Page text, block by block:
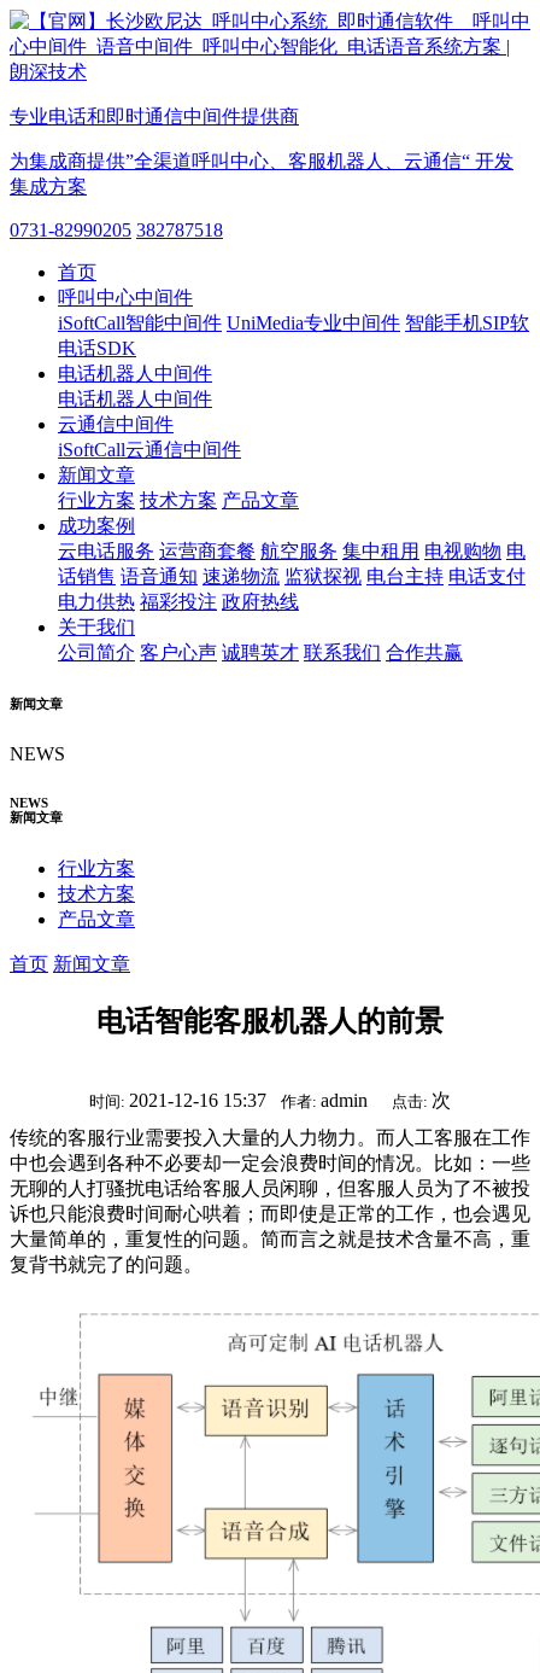
专业电话和即时通信中间件提供商
为集成商提供”全渠道呼叫中心、客服机器人、云通信“ 开发
集成方案
0731-82990205 382787518
首页
呼叫中心中间件
iSoftCall智能中间件 UniMedia专业中间件 智能手机SIP软
电话SDK
电话机器人中间件
电话机器人中间件
云通信中间件
iSoftCall云通信中间件
新闻文章
行业方案 技术方案 产品文章
成功案例
云电话服务 运营商套餐 航空服务 集中租用 电视购物 电
话销售 语音通知 速递物流 监狱探视 电台主持 电话支付
电力供热 福彩投注 政府热线
关于我们
公司简介 客户心声 诚聘英才 联系我们 合作共赢
新闻文章
NEWS
NEWS
新闻文章
行业方案
技术方案
产品文章
首页 新闻文章
电话智能客服机器人的前景
时间: 2021-12-16 15:37 作者: admin 点击: 次
传统的客服行业需要投入大量的人力物力。而人工客服在工作
中也会遇到各种不必要却一定会浪费时间的情况。比如：一些
无聊的人打骚扰电话给客服人员闲聊，但客服人员为了不被投
诉也只能浪费时间耐心哄着；而即使是正常的工作，也会遇见
大量简单的，重复性的问题。简而言之就是技术含量不高，重
复背书就完了的问题。